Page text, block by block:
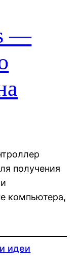
—
получения
компьютера,
идеи